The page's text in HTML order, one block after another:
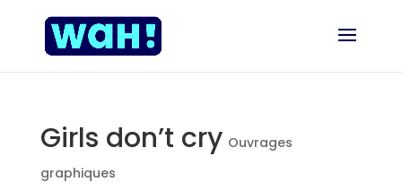
Girls don’t cry Ouvrages
graphiques